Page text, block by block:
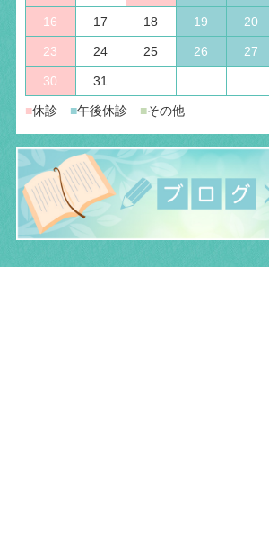
16 17 18 19 20
23 24 25 26 27
30 31
■休診 ■午後休診 ■その他